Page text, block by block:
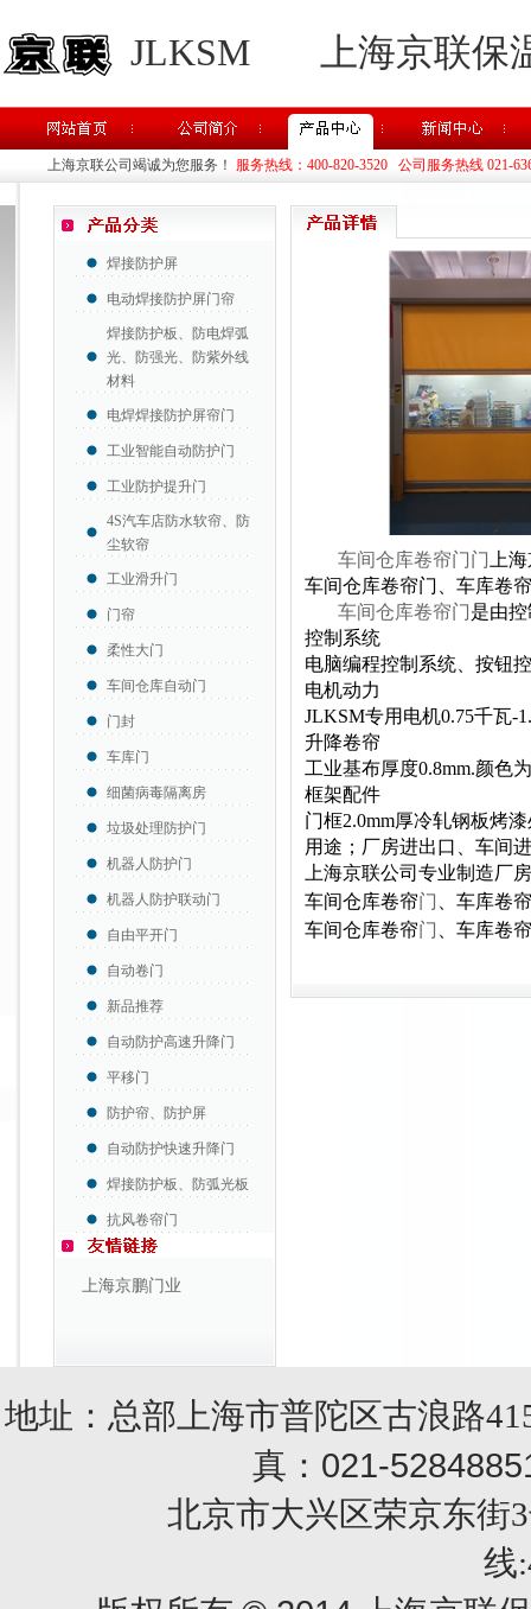
JLKSM 上海京联
上海京联公司竭诚为您服务！ 服务热线：400-820-3520 公司服务热线 021-
焊接防护屏
电动焊接防护屏门帘
焊接防护板、防电焊弧
光、防强光、防紫外线
材料
电焊焊接防护屏帘门
工业智能自动防护门
工业防护提升门
4S汽车店防水软帘、防
尘软帘
工业滑升门
门帘
柔性大门
车间仓库自动门
门封
车库门
细菌病毒隔离房
垃圾处理防护门
机器人防护门
机器人防护联动门
自由平开门
自动卷门
新品推荐
自动防护高速升降门
平移门
防护帘、防护屏
自动防护快速升降门
焊接防护板、防弧光板
抗风卷帘门
上海京鹏门业
车间仓库卷帘门门 上
车间仓库卷帘门、车库卷
车间仓库卷帘门是由
控制系统
电脑编程控制系统、按钮
电机动力
JLKSM专用电机0.75千瓦-
升降卷帘
工业基布厚度0.8mm.颜色
框架配件
门框2.0mm厚冷轧钢板烤
用途；厂房进出口、车间
上海京联公司专业制造厂
车间仓库卷帘门
、车库卷帘
车间仓库卷帘门 、车库卷
地址：总部上海市普陀区古浪路
真： 021-
北京市大兴区荣京东街3
线